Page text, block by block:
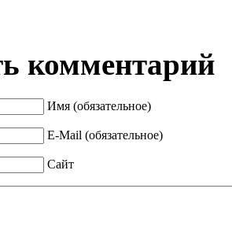
комментарий
Имя (обязательное)
E-Mail (обязательное)
Сайт